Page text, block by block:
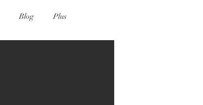
Blog Plus